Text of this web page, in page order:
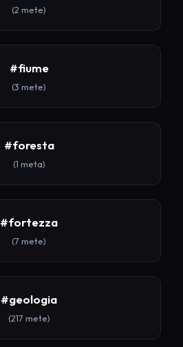
(2 mete)
#fiume
(3 mete)
#foresta
(1 meta)
#fortezza
(7 mete)
#geologia
(217 mete)